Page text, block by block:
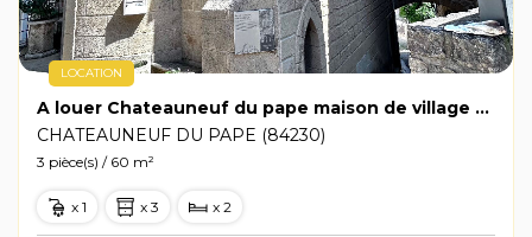
LOCATION
A louer Chateauneuf du pape maison de village meublée - 2 chambres de 60m²
CHATEAUNEUF DU PAPE (84230)
3 pièce(s) / 60 m²
x 1 x 3 x 2